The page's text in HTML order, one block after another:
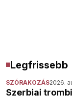
Legfrissebb
SZÓRAKOZÁS2026.
Szerbiai